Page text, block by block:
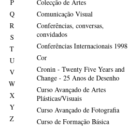
P
Q
R
S
T
U
V
W
X
Y
Z
Colecção de Artes
Comunicação Visual
Conferências, conversas,
convidados
Conferências Internacionais 1998
Cor
Cronin - Twenty Five Years and
Change - 25 Anos de Desenho
Curso Avançado de Artes
Plásticas/Visuais
Curso Avançado de Fotografia
Curso de Formação Básica